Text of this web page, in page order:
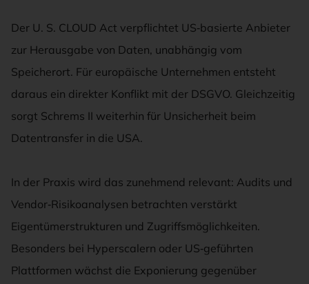
Der U. S. CLOUD Act verpflichtet US‑basierte Anbieter
zur Herausgabe von Daten, unabhängig vom
Speicherort. Für europäische Unternehmen entsteht
daraus ein direkter Konflikt mit der DSGVO. Gleichzeitig
sorgt Schrems II weiterhin für Unsicherheit beim
Datentransfer in die USA.
In der Praxis wird das zunehmend relevant: Audits und
Vendor‑Risikoanalysen betrachten verstärkt
Eigentümerstrukturen und Zugriffsmöglichkeiten.
Besonders bei Hyperscalern oder US‑geführten
Plattformen wächst die Exponierung gegenüber